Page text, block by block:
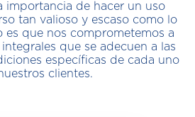
importancia de hacer un uso
tan valioso y escaso como lo
es que nos comprometemos a
que se adecuen a las
específicas de cada uno
clientes.